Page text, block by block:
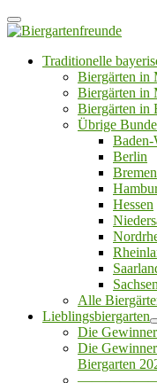
Traditionelle
Biergärten in
Biergärten in
Biergärten in
Übrige
Baden-
Berlin
Bremen
Hessen
Sachsen
Alle
Lieblingsbiergarten
Die
Die
Biergarten